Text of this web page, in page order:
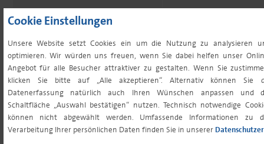
Cookie Einstellungen
Unsere Website setzt Cookies ein um die Nutzung zu analysieren
optimieren. Wir würden uns freuen, wenn Sie dabei helfen unser
Angebot für alle Besucher attraktiver zu gestalten. Wenn Sie
klicken Sie bitte auf „Alle akzeptieren“. Alternativ können Sie
Datenerfassung natürlich auch Ihren Wünschen anpassen und
Schaltfläche „Auswahl bestätigen“ nutzen. Technisch notwendige
können nicht abgewählt werden. Umfassende Informationen zu
Verarbeitung Ihrer persönlichen Daten finden Sie in unserer
MINDESTERSTANLAGE³
MINDESTFOLGENANLAGE³ 0,00 EUR
SPARPLANFÄHIGKEIT ja
ORDERSCHLUSSZEITEN